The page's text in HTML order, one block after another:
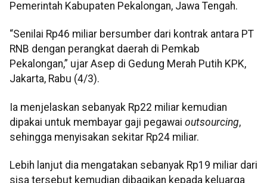
Pemerintah Kabupaten Pekalongan, Jawa Tengah.
“Senilai Rp46 miliar bersumber dari kontrak antara PT
RNB dengan perangkat daerah di Pemkab
Pekalongan,” ujar Asep di Gedung Merah Putih KPK,
Jakarta, Rabu (4/3).
Ia menjelaskan sebanyak Rp22 miliar kemudian
dipakai untuk membayar gaji pegawai outsourcing,
sehingga menyisakan sekitar Rp24 miliar.
Lebih lanjut dia mengatakan sebanyak Rp19 miliar dari
sisa tersebut kemudian dibagikan kepada keluarga